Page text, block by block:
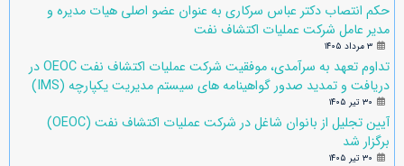
حکم انتصاب دکتر عباس سرکاری به عنوان عضو اصلی هیات مدیره و
مدیر عامل شرکت عملیات اکتشاف نفت
۳ مرداد ۱۴۰۵
تداوم تعهد به سرآمدی، موفقیت شرکت عملیات اکتشاف نفت OEOC در
دریافت و تمدید صدور گواهینامه های سیستم مدیریت یکپارچه (IMS)
۳۰ تیر ۱۴۰۵
آیین تجلیل از بانوان شاغل در شرکت عملیات اکتشاف نفت (OEOC)
برگزار شد
۳۰ تیر ۱۴۰۵